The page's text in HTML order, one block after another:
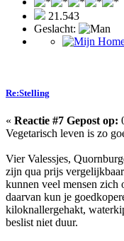
21.543
Geslacht:
Re:Stelling
« Reactie #7 Gepost op:
Vegetarisch leven is zo
Vier Valessjes,
zijn qua prijs
kunnen veel mensen
daarvan kun je
kiloknallergehakt,
beslist niet duur.